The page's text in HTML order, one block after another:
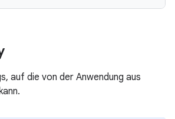
auf die von der Anwendung aus